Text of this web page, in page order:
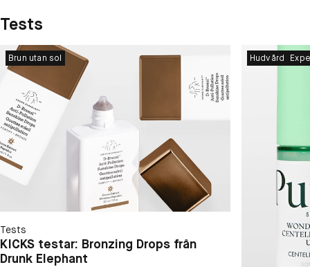
Tests
Brun utan sol
Tests
KICKS testar: Bronzing Drops från
Drunk Elephant
Hudvård